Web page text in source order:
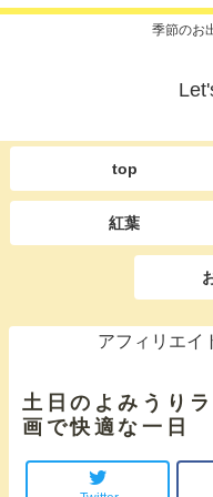
季節のお
top
紅葉
アフィリエイ
土日のよみうり
画で快適な一日